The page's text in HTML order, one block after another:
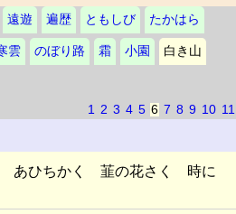
遠遊 遍歴 ともしび たかはら
雲 のぼり路 霜 小園 白き山
1 2 3 4 5 6 7 8 9 10 11
あひちかく 韮の花さく 時に